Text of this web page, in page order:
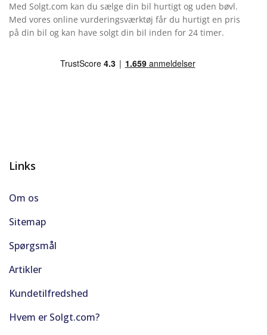
Med Solgt.com kan du sælge din bil hurtigt og uden bøvl.
Med vores online vurderingsværktøj får du hurtigt en pris
på din bil og kan have solgt din bil inden for 24 timer.
Links
Om os
Sitemap
Spørgsmål
Artikler
Kundetilfredshed
Hvem er Solgt.com?